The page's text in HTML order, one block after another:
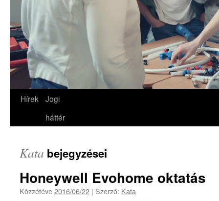
Hírek
Jogi
háttér
Kata bejegyzései
Honeywell Evohome oktatás
Közzétéve2016/06/22 | Szerző: Kata